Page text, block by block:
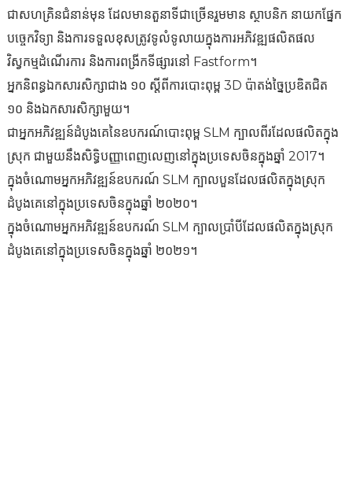
ជាសហគ្រិន​ជំនាន់​មុន ដែល​មាន​តួនាទី​ជាច្រើន​រួមមាន ស្ថាបនិក នាយក​ផ្នែក​
បច្ចេកវិទ្យា និង​ការទទួលខុសត្រូវ​ទូលំទូលាយ​ក្នុង​ការអភិវឌ្ឍ​ផលិតផល
វិស្វកម្ម​ដំណើរការ និង​ការពង្រីក​ទីផ្សារ​នៅ Fastform។
អ្នកនិពន្ធឯកសារសិក្សាជាង ១០ ស្តីពីការបោះពុម្ព 3D ប៉ាតង់ច្នៃប្រឌិតជិត
១០ និងឯកសារសិក្សាមួយ។
ជាអ្នកអភិវឌ្ឍន៍ដំបូងគេនៃឧបករណ៍បោះពុម្ព SLM ក្បាលពីរដែលផលិតក្នុង
ស្រុក ជាមួយនឹងសិទ្ធិបញ្ញាពេញលេញនៅក្នុងប្រទេសចិនក្នុងឆ្នាំ 2017។
ក្នុងចំណោមអ្នកអភិវឌ្ឍន៍ឧបករណ៍ SLM ក្បាលបួនដែលផលិតក្នុងស្រុក
ដំបូងគេនៅក្នុងប្រទេសចិនក្នុងឆ្នាំ ២០២០។
ក្នុងចំណោមអ្នកអភិវឌ្ឍន៍ឧបករណ៍ SLM ក្បាលប្រាំបីដែលផលិតក្នុងស្រុក
ដំបូងគេនៅក្នុងប្រទេសចិនក្នុងឆ្នាំ ២០២១។
ជាម្ចាស់កម្មសិទ្ធិបញ្ញាផ្នែកទន់ជាង 10+ ជាអ្នកនិពន្ធឯកសារសិក្សាជាច្រើនស្តីពីក្បួនដោះ
ស្រាយការគ្រប់គ្រងការបោះពុម្ព 3D។
អ្នកនិពន្ធ​តែម្នាក់គត់​នៃ​កូដ​កម្មវិធី​ជាង ៤០០,០០០+ បន្ទាត់ ជាមួយនឹង​ការចូលរួម
ចំណែក​ដើម រួមទាំង​ក្បួនដោះស្រាយ​បង្កើន​ចំណុច​ប្រទាក់​ដេរ​ទ្រង់ទ្រាយ​ធំ និង​ក្បួនដោះ
ស្រាយ​ពហុខ្សែស្រឡាយ​ស្របគ្នា។
ជាអ្នកអភិវឌ្ឍន៍ដំបូងគេនៃកម្មវិធីបោះពុម្ព 3D SLM លោហៈដែលផលិតក្នុងស្រុកនៅ
ក្នុងប្រទេសចិន ដែលគ្របដណ្តប់លើក្បួនដោះស្រាយការកាត់ និងការគ្រប់គ្រងដំណើរ
ការ។
ជាឥស្សរជនលេចធ្លោម្នាក់នៅក្នុងវិស័យកម្មវិធីបោះពុម្ព 3D ដែលជារឿយៗត្រូវបាន
ប្រៀបធៀបទៅនឹងលោក Zhang Xiaolong មកពីសាកលវិទ្យាល័យ
Huazhong។
ម៉ាស៊ីនបោះពុម្ព FDM ម៉ាស៊ីនបោះពុម្ព SLA ម៉ាស៊ីនបោះពុម្ព DLP ម៉ាស៊ីនបោះពុម្ព
ដែក SLM និងការរចនាការគ្រប់គ្រងអេឡិចត្រូនិចផ្សេងៗទៀត។ មានបទពិសោធន៍
ទ្រឹស្តី និងការអនុវត្តយ៉ាងទូលំទូលាយនៅក្នុងឧស្សាហកម្មបោះពុម្ព 3D។